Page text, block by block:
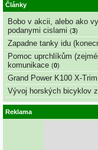
Články
Bobo v akcii, alebo ako
podanymi cislami (3)
Zapadne tanky idu
Pomoc uprchlíkům
komunikace (0)
Grand Power K100 X-
Vývoj horských bicyklov
Reklama